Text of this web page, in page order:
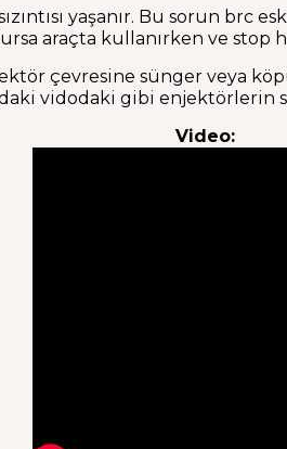
yaşanır. Bu sorun brc
araçta kullanırken ve stop
çevresine sünger veya
vidodaki gibi
Video: